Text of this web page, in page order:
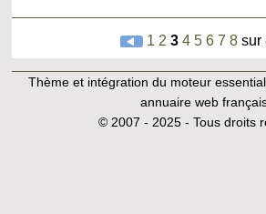
1 2 3 4 5 6 7 8
Thème et intégration du moteur
annuaire web
© 2007 - 2025 - Tous droits